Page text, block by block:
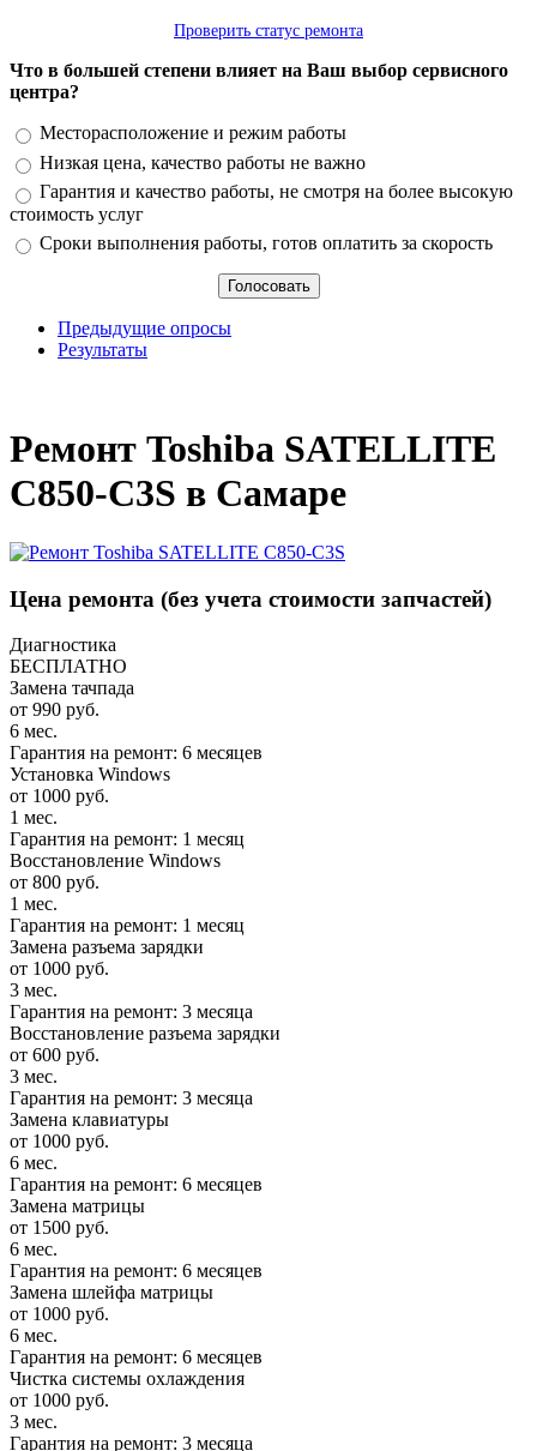
Проверить статус ремонта
Что в большей степени влияет на Ваш выбор сервисного
центра?
Варианты
Месторасположение и режим работы
Низкая цена, качество работы не важно
Гарантия и качество работы, не смотря на более высокую
стоимость услуг
Сроки выполнения работы, готов оплатить за скорость
Предыдущие опросы
Результаты
Ремонт Toshiba SATELLITE
C850-C3S в Самаре
Цена ремонта (без учета стоимости запчастей)
Диагностика
БЕСПЛАТНО
Замена тачпада
от 990 руб.
6 мес.
Гарантия на ремонт: 6 месяцев
Установка Windows
от 1000 руб.
1 мес.
Гарантия на ремонт: 1 месяц
Восстановление Windows
от 800 руб.
1 мес.
Гарантия на ремонт: 1 месяц
Замена разъема зарядки
от 1000 руб.
3 мес.
Гарантия на ремонт: 3 месяца
Восстановление разъема зарядки
от 600 руб.
3 мес.
Гарантия на ремонт: 3 месяца
Замена клавиатуры
от 1000 руб.
6 мес.
Гарантия на ремонт: 6 месяцев
Замена матрицы
от 1500 руб.
6 мес.
Гарантия на ремонт: 6 месяцев
Замена шлейфа матрицы
от 1000 руб.
6 мес.
Гарантия на ремонт: 6 месяцев
Чистка системы охлаждения
от 1000 руб.
3 мес.
Гарантия на ремонт: 3 месяца